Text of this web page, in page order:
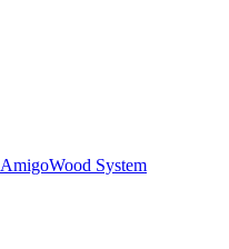
AmigoWood System